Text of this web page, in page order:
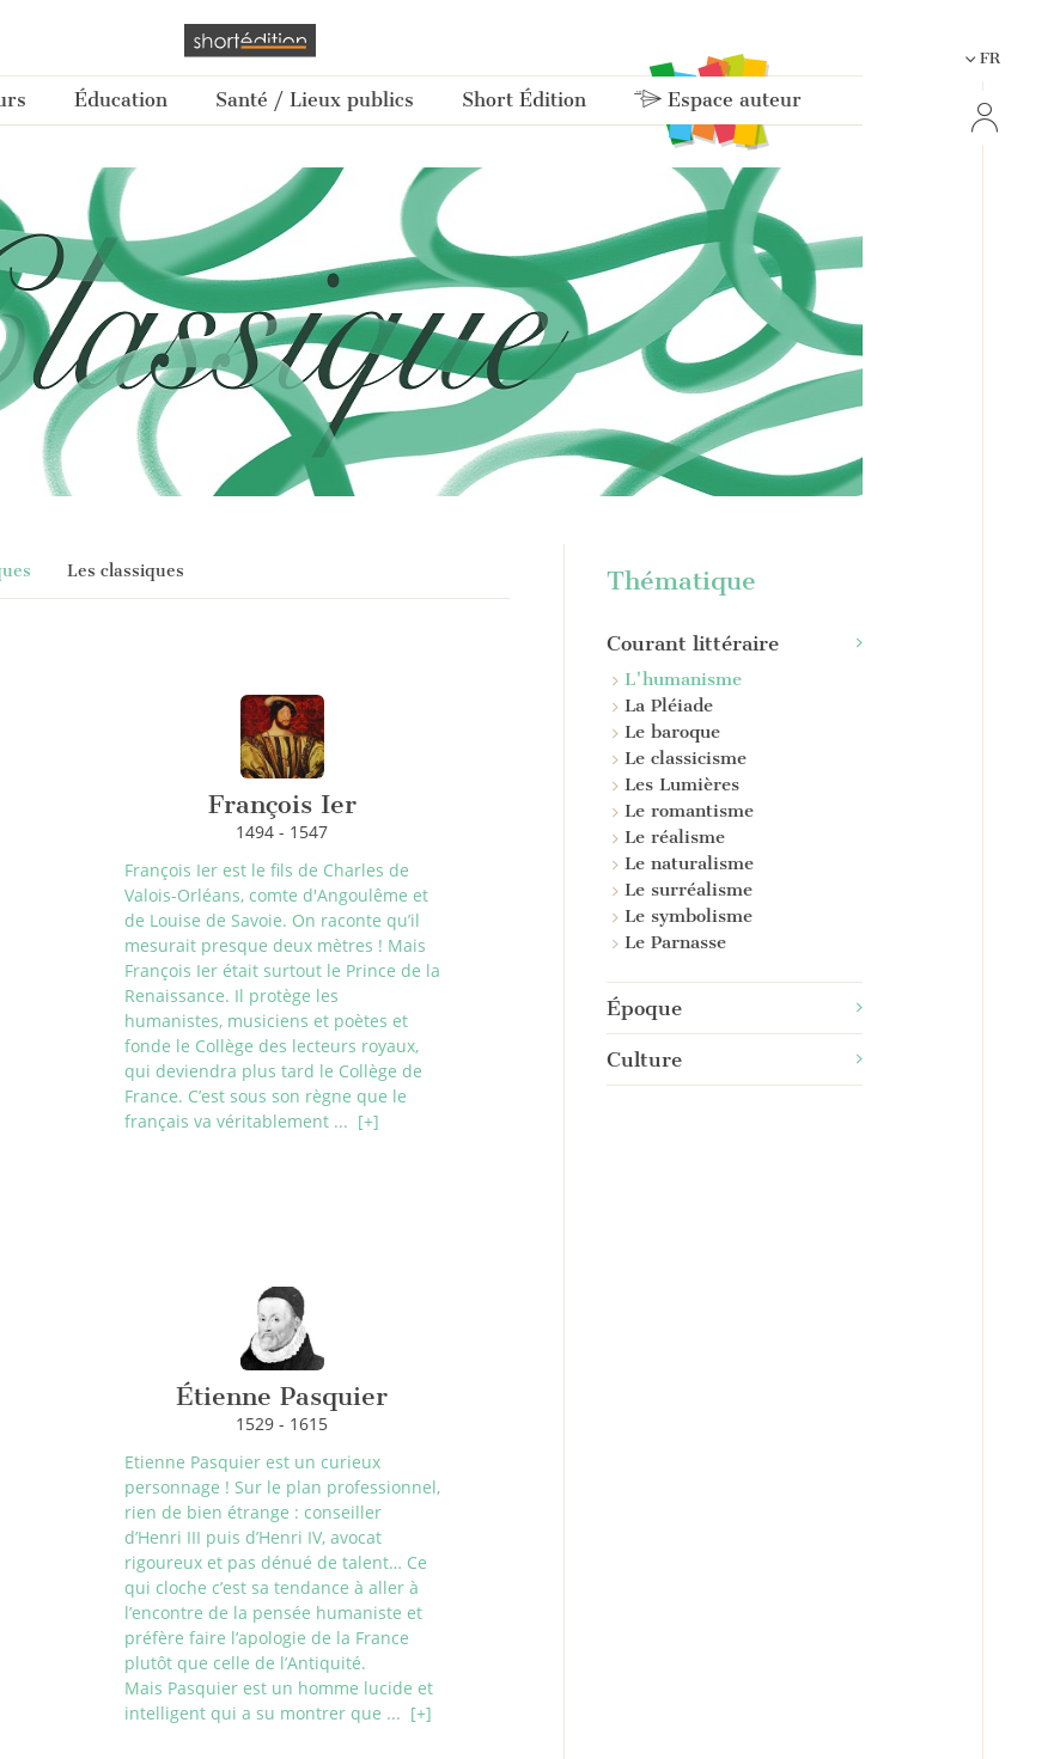
Éducation Santé / Lieux publics Short Édition Espace auteur
FR
Les classiques
François Ier
1494 - 1547
François Ier est le fils de Charles de
Valois-Orléans, comte d'Angoulême et
de Louise de Savoie. On raconte qu’il
mesurait presque deux mètres ! Mais
François Ier était surtout le Prince de la
Renaissance. Il protège les
humanistes, musiciens et poètes et
fonde le Collège des lecteurs royaux,
qui deviendra plus tard le Collège de
France. C’est sous son règne que le
français va véritablement ... [+]
Étienne Pasquier
1529 - 1615
Etienne Pasquier est un curieux
personnage ! Sur le plan professionnel,
rien de bien étrange : conseiller
d’Henri III puis d’Henri IV, avocat
rigoureux et pas dénué de talent… Ce
qui cloche c’est sa tendance à aller à
l’encontre de la pensée humaniste et
préfère faire l’apologie de la France
plutôt que celle de l’Antiquité.
Mais Pasquier est un homme lucide et
intelligent qui a su montrer que ... [+]
Thématique
Courant littéraire
L'humanisme
La Pléiade
Le baroque
Le classicisme
Les Lumières
Le romantisme
Le réalisme
Le naturalisme
Le surréalisme
Le symbolisme
Le Parnasse
Époque
Culture